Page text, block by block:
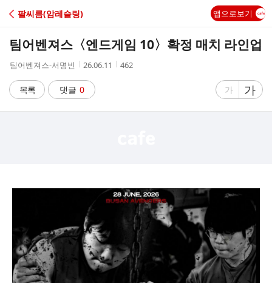
C
A
팔씨름(암레슬링) 앱으로보기
팀어벤져스〈엔드게임 10〉확정 매치 라인업
작
자
팀어벤져스-서명빈
작
시
간
26.06.11
조
462
목록 댓글 0
글
가
글
자
가